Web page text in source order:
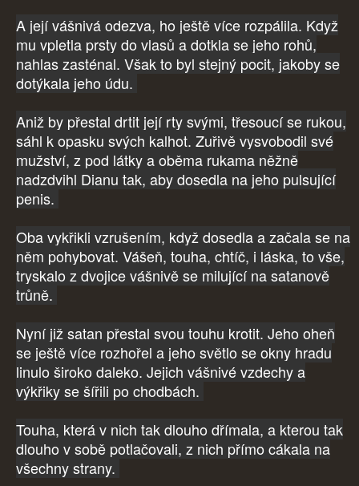
A její vášnivá odezva, ho ještě více rozpálila. Když
mu vpletla prsty do vlasů a dotkla se jeho rohů,
nahlas zasténal. Však to byl stejný pocit, jakoby se
dotýkala jeho údu.
Aniž by přestal drtit její rty svými, třesoucí se rukou,
sáhl k opasku svých kalhot. Zuřivě vysvobodil své
mužství, z pod látky a oběma rukama něžně
nadzdvihl Dianu tak, aby dosedla na jeho pulsující
penis.
Oba vykřikli vzrušením, když dosedla a začala se na
něm pohybovat. Vášeň, touha, chtíč, i láska, to vše,
tryskalo z dvojice vášnivě se milující na satanově
trůně.
Nyní již satan přestal svou touhu krotit. Jeho oheň
se ještě více rozhořel a jeho světlo se okny hradu
linulo široko daleko. Jejich vášnivé vzdechy a
výkřiky se šířili po chodbách.
Touha, která v nich tak dlouho dřímala, a kterou tak
dlouho v sobě potlačovali, z nich přímo cákala na
všechny strany.